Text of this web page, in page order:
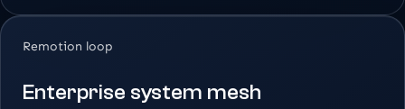
Remotion loop
Enterprise system mesh